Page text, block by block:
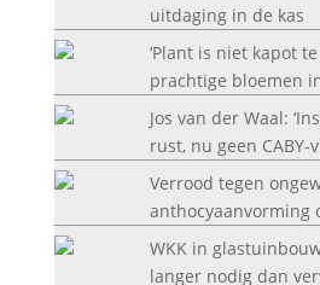
uitdaging in de kas
‘Plant is niet kapot
prachtige bloemen
Jos van der Waal:
rust, nu geen CABY-
Verrood tegen
anthocyaanvorming
WKK in
langer nodig dan